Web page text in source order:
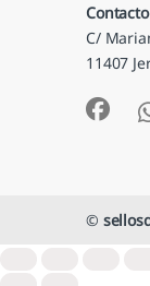
Contacto
C/
11407
©